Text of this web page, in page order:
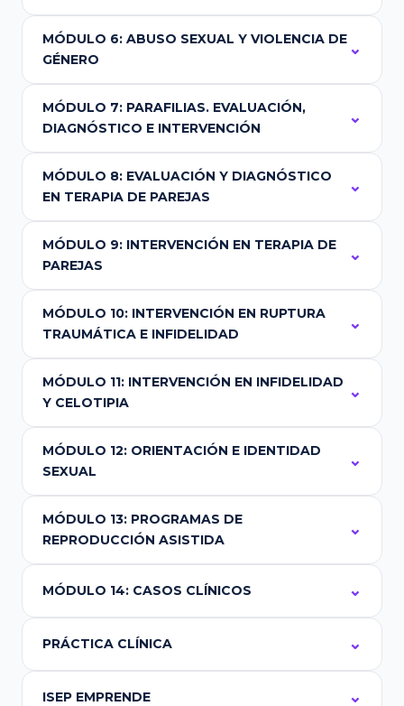
MÓDULO 6: ABUSO SEXUAL Y VIOLENCIA DE
GÉNERO
MÓDULO 7: PARAFILIAS. EVALUACIÓN,
DIAGNÓSTICO E INTERVENCIÓN
MÓDULO 8: EVALUACIÓN Y DIAGNÓSTICO
EN TERAPIA DE PAREJAS
MÓDULO 9: INTERVENCIÓN EN TERAPIA DE
PAREJAS
MÓDULO 10: INTERVENCIÓN EN RUPTURA
TRAUMÁTICA E INFIDELIDAD
MÓDULO 11: INTERVENCIÓN EN INFIDELIDAD
Y CELOTIPIA
MÓDULO 12: ORIENTACIÓN E IDENTIDAD
SEXUAL
MÓDULO 13: PROGRAMAS DE
REPRODUCCIÓN ASISTIDA
MÓDULO 14: CASOS CLÍNICOS
PRÁCTICA CLÍNICA
ISEP EMPRENDE